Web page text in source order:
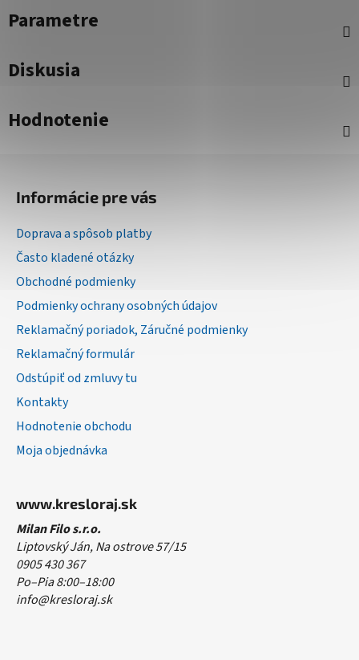
Parametre
Diskusia
Hodnotenie
Informácie pre vás
Doprava a spôsob platby
Často kladené otázky
Obchodné podmienky
Podmienky ochrany osobných údajov
Reklamačný poriadok, Záručné podmienky
Reklamačný formulár
Odstúpiť od zmluvy tu
Kontakty
Hodnotenie obchodu
Moja objednávka
www.kresloraj.sk
Milan Filo s.r.o.
Liptovský Ján, Na ostrove 57/15
0905 430 367
Po–Pia 8:00–18:00
info@kresloraj.sk